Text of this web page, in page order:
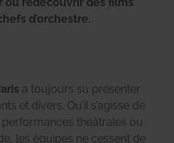
d’orchestre.
a toujours su présenter
et divers. Qu’il s’agisse de
théâtrales ou
les équipes ne cessent de